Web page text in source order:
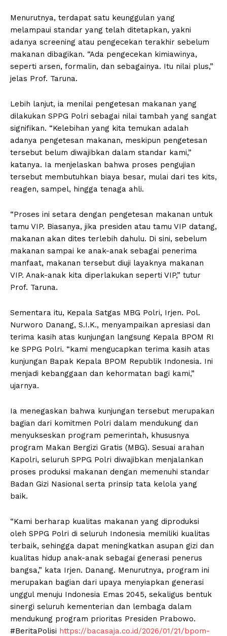
Menurutnya, terdapat satu keunggulan yang
melampaui standar yang telah ditetapkan, yakni
adanya screening atau pengecekan terakhir sebelum
makanan dibagikan. “Ada pengecekan kimiawinya,
seperti arsen, formalin, dan sebagainya. Itu nilai plus,”
jelas Prof. Taruna.
Lebih lanjut, ia menilai pengetesan makanan yang
dilakukan SPPG Polri sebagai nilai tambah yang sangat
signifikan. “Kelebihan yang kita temukan adalah
adanya pengetesan makanan, meskipun pengetesan
tersebut belum diwajibkan dalam standar kami,”
katanya. Ia menjelaskan bahwa proses pengujian
tersebut membutuhkan biaya besar, mulai dari tes kits,
reagen, sampel, hingga tenaga ahli.
“Proses ini setara dengan pengetesan makanan untuk
tamu VIP. Biasanya, jika presiden atau tamu VIP datang,
makanan akan dites terlebih dahulu. Di sini, sebelum
makanan sampai ke anak-anak sebagai penerima
manfaat, makanan tersebut diuji layaknya makanan
VIP. Anak-anak kita diperlakukan seperti VIP,” tutur
Prof. Taruna.
Sementara itu, Kepala Satgas MBG Polri, Irjen. Pol.
Nurworo Danang, S.I.K., menyampaikan apresiasi dan
terima kasih atas kunjungan langsung Kepala BPOM RI
ke SPPG Polri. “kami mengucapkan terima kasih atas
kunjungan Bapak Kepala BPOM Republik Indonesia. Ini
menjadi kebanggaan dan kehormatan bagi kami,”
ujarnya.
Ia menegaskan bahwa kunjungan tersebut merupakan
bagian dari komitmen Polri dalam mendukung dan
menyukseskan program pemerintah, khususnya
program Makan Bergizi Gratis (MBG). Sesuai arahan
Kapolri, seluruh SPPG Polri diwajibkan menjalankan
proses produksi makanan dengan memenuhi standar
Badan Gizi Nasional serta prinsip tata kelola yang
baik.
“Kami berharap kualitas makanan yang diproduksi
oleh SPPG Polri di seluruh Indonesia memiliki kualitas
terbaik, sehingga dapat meningkatkan asupan gizi dan
kualitas hidup anak-anak sebagai generasi penerus
bangsa,” kata Irjen. Danang. Menurutnya, program ini
merupakan bagian dari upaya menyiapkan generasi
unggul menuju Indonesia Emas 2045, sekaligus bentuk
sinergi seluruh kementerian dan lembaga dalam
mendukung program prioritas Presiden Prabowo.
#BeritaPolisi https://bacasaja.co.id/2026/01/21/bpom-